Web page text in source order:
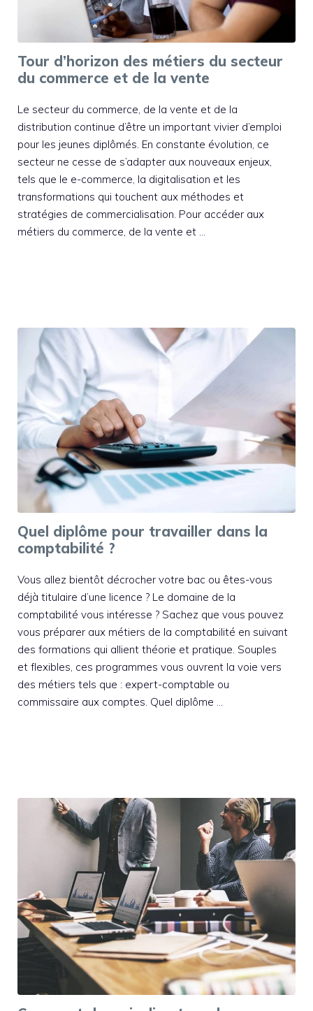
Tour d’horizon des métiers du secteur
du commerce et de la vente
Le secteur du commerce, de la vente et de la
distribution continue d’être un important vivier d’emploi
pour les jeunes diplômés. En constante évolution, ce
secteur ne cesse de s’adapter aux nouveaux enjeux,
tels que le e-commerce, la digitalisation et les
transformations qui touchent aux méthodes et
stratégies de commercialisation. Pour accéder aux
métiers du commerce, de la vente et …
Quel diplôme pour travailler dans la
comptabilité ?
Vous allez bientôt décrocher votre bac ou êtes-vous
déjà titulaire d’une licence ? Le domaine de la
comptabilité vous intéresse ? Sachez que vous pouvez
vous préparer aux métiers de la comptabilité en suivant
des formations qui allient théorie et pratique. Souples
et flexibles, ces programmes vous ouvrent la voie vers
des métiers tels que : expert-comptable ou
commissaire aux comptes. Quel diplôme …